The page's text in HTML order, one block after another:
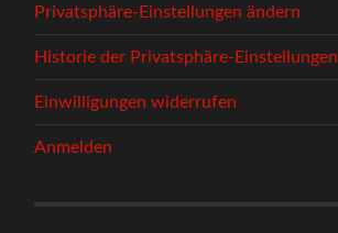
Privatsphäre-Einstellungen ändern
Historie der Privatsphäre-Einstellungen
Einwilligungen widerrufen
Anmelden